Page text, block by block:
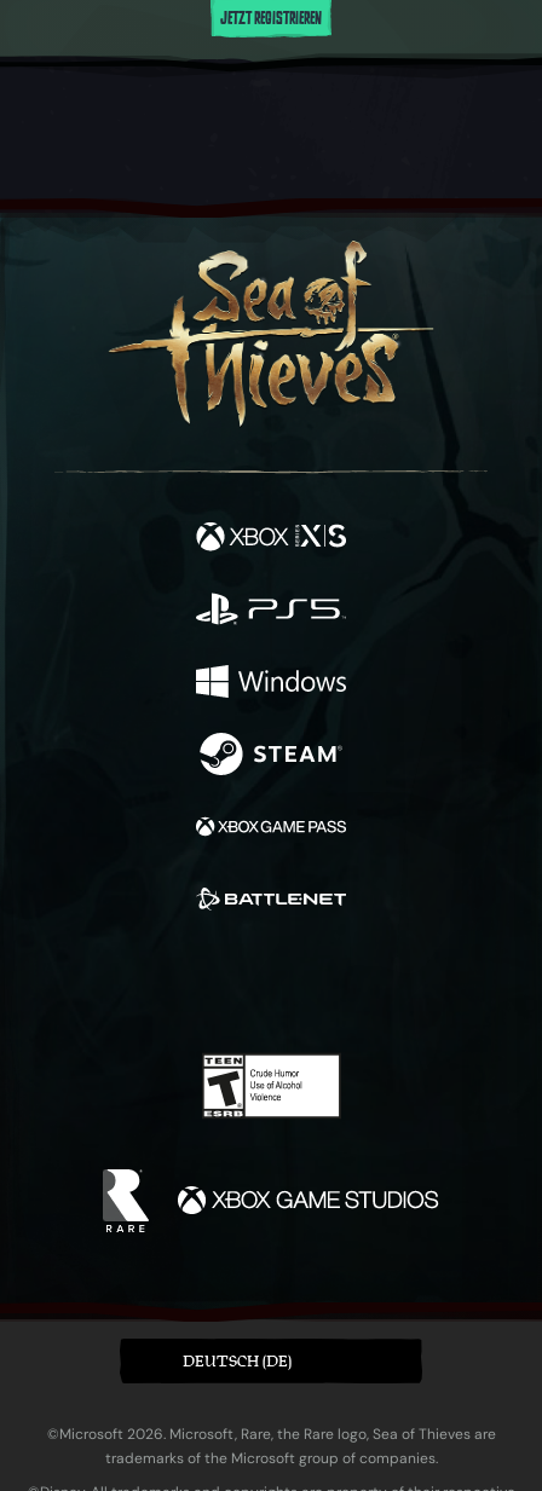
JETZT REGISTRIEREN
DEUTSCH (DE)
©Microsoft 2026. Microsoft, Rare, the Rare logo, Sea of Thieves are
trademarks of the Microsoft group of companies.